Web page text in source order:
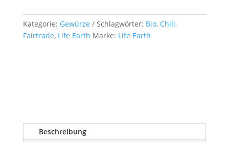
Kategorie: Gewürze Schlagwörter: Bio, Chili,
Fairtrade, Life Earth Marke: Life Earth
Beschreibung